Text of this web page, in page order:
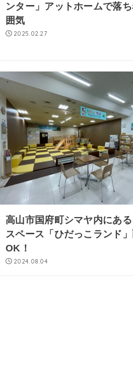
ンター」アットホームで落
囲気
2025.02.27
高山市国府町シマヤ内にあ
スペース「ひだっこランド」
OK！
2024.08.04